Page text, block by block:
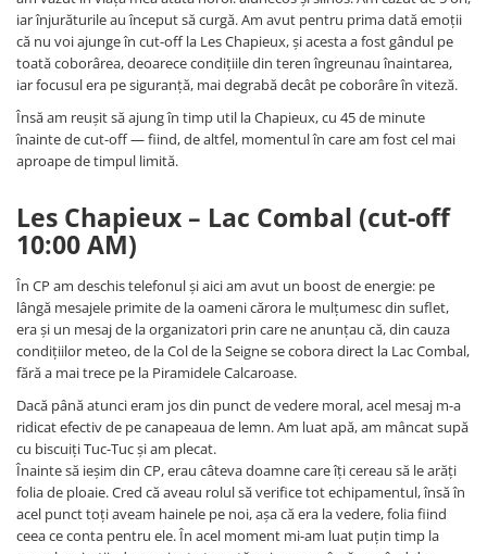
iar înjurăturile au început să curgă. Am avut pentru prima dată emoții
că nu voi ajunge în cut-off la Les Chapieux, și acesta a fost gândul pe
toată coborârea, deoarece condițiile din teren îngreunau înaintarea,
iar focusul era pe siguranță, mai degrabă decât pe coborâre în viteză.
Însă am reușit să ajung în timp util la Chapieux, cu 45 de minute
înainte de cut-off — fiind, de altfel, momentul în care am fost cel mai
aproape de timpul limită.
Les Chapieux – Lac Combal (cut-off
10:00 AM)
În CP am deschis telefonul și aici am avut un boost de energie: pe
lângă mesajele primite de la oameni cărora le mulțumesc din suflet,
era și un mesaj de la organizatori prin care ne anunțau că, din cauza
condițiilor meteo, de la Col de la Seigne se cobora direct la Lac Combal,
fără a mai trece pe la Piramidele Calcaroase.
Dacă până atunci eram jos din punct de vedere moral, acel mesaj m-a
ridicat efectiv de pe canapeaua de lemn. Am luat apă, am mâncat supă
cu biscuiți Tuc-Tuc și am plecat.
Înainte să ieșim din CP, erau câteva doamne care îți cereau să le arăți
folia de ploaie. Cred că aveau rolul să verifice tot echipamentul, însă în
acel punct toți aveam hainele pe noi, așa că era la vedere, folia fiind
ceea ce conta pentru ele. În acel moment mi-am luat puțin timp la